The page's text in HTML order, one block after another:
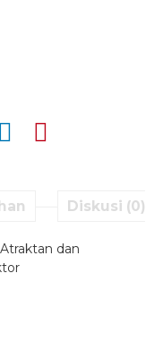
Diskusi (0)
dan